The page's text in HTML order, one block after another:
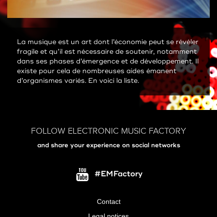
La musique est un art dont l’économie peut se révéler
fragile et qu’il est nécessaire de soutenir, notamment
dans ses phases d’émergence et de développement. Il
existe pour cela de nombreuses aides émanent
d’organismes variés. En voici la liste.
FOLLOW ELECTRONIC MUSIC FACTORY
and share your experience on social networks
#EMFactory
Contact